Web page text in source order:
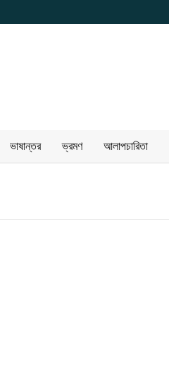
ভাষান্তর ভ্রমণ আলাপচারিতা